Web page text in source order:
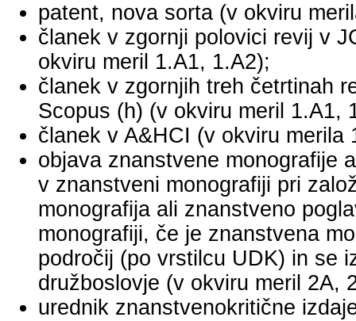
patent, nova sorta (v okviru
članek v zgornji polovici revij v
okviru meril 1.A1, 1.A2);
članek v zgornjih treh četrtinah
Scopus (h) (v okviru meril 1.A1,
članek v A&HCI (v okviru merila
objava znanstvene monografije
v znanstveni monografiji pri
monografija ali znanstveno
monografiji, če je znanstvena
področij (po vrstilcu UDK) in se
družboslovje (v okviru meril 2A,
urednik znanstvenokritične